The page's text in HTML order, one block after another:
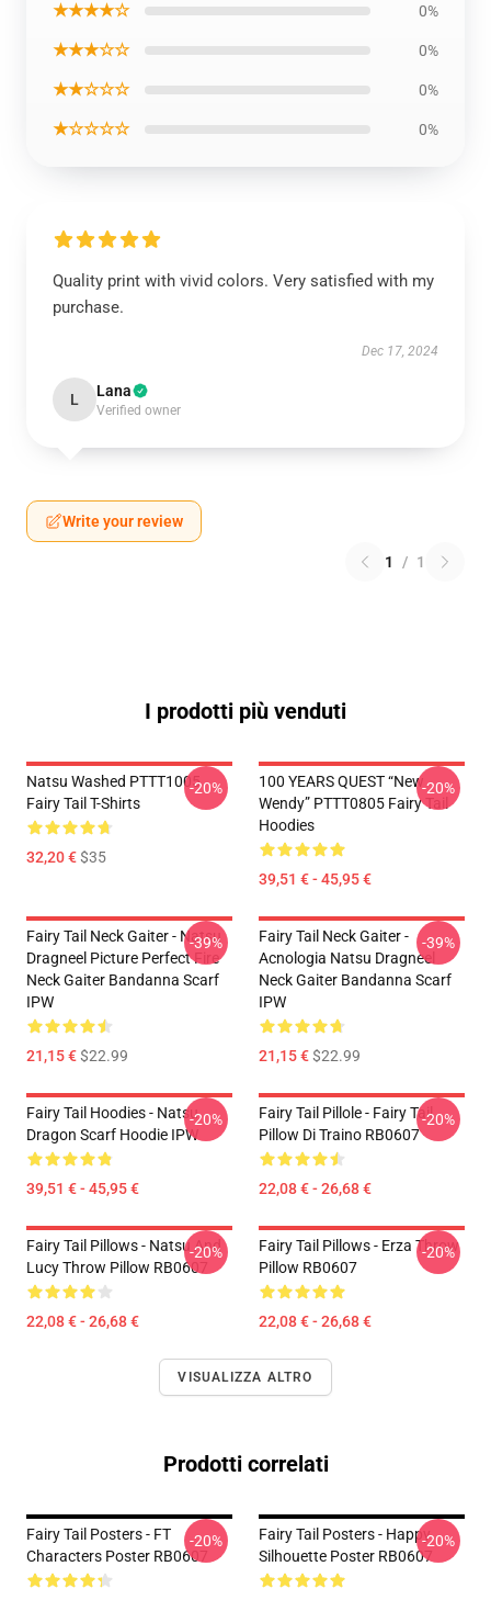
★★★★☆ 0%
★★★☆☆ 0%
★★☆☆☆ 0%
★☆☆☆☆ 0%
Quality print with vivid colors. Very satisfied with my
purchase.
Dec 17, 2024
L Lana
Verified owner
Write your review
1 / 1
I prodotti più venduti
Natsu Washed PTTT1005
Fairy Tail T-Shirts
32,20 €$35
-20%
100 YEARS QUEST “New
Wendy” PTTT0805 Fairy Tail
Hoodies
39,51 € - 45,95 €
-20%
Fairy Tail Neck Gaiter - Natsu
Dragneel Picture Perfect Fire
Neck Gaiter Bandanna Scarf
IPW
21,15 €$22.99
-39%
Fairy Tail Neck Gaiter -
Acnologia Natsu Dragneel
Neck Gaiter Bandanna Scarf
IPW
21,15 €$22.99
-39%
Fairy Tail Hoodies - Natsu
Dragon Scarf Hoodie IPW
39,51 € - 45,95 €
-20%
Fairy Tail Pillole - Fairy Tail
Pillow Di Traino RB0607
22,08 € - 26,68 €
-20%
Fairy Tail Pillows - Natsu And
Lucy Throw Pillow RB0607
22,08 € - 26,68 €
-20%
Fairy Tail Pillows - Erza Throw
Pillow RB0607
22,08 € - 26,68 €
-20%
VISUALIZZA ALTRO
Prodotti correlati
Fairy Tail Posters - FT
Characters Poster RB0607
-20%
Fairy Tail Posters - Happy
Silhouette Poster RB0607
-20%